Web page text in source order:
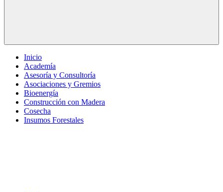
Inicio
Academía
Asesoría y Consultoría
Asociaciones y Gremios
Bioenergía
Construcción con Madera
Cosecha
Insumos Forestales